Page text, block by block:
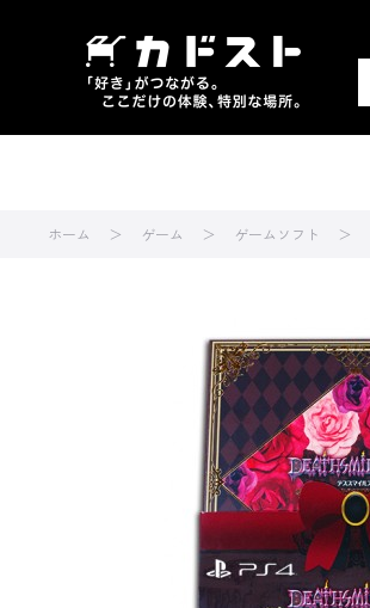
ホーム ゲーム ゲームソフト